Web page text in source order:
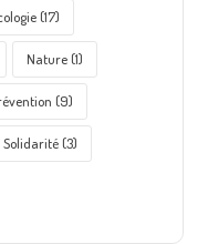
(17)
Nature(1)
(9)
Solidarité(3)